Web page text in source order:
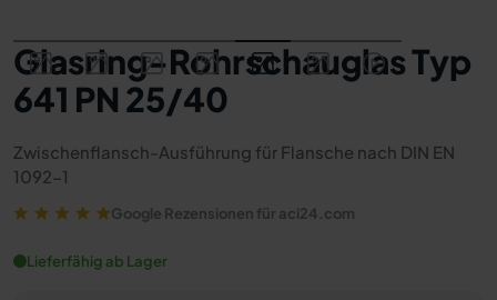
Glasring-Rohrschauglas Typ
641 PN 25/40
Zwischenflansch-Ausführung für Flansche nach DIN EN
1092-1
Google Rezensionen für aci24.com
Lieferfähig ab Lager